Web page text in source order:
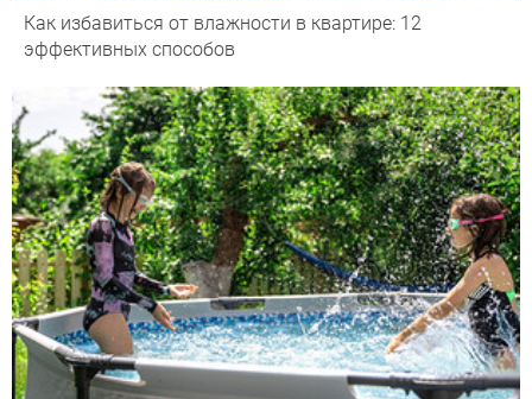
Как избавиться от влажности в квартире: 12
эффективных способов